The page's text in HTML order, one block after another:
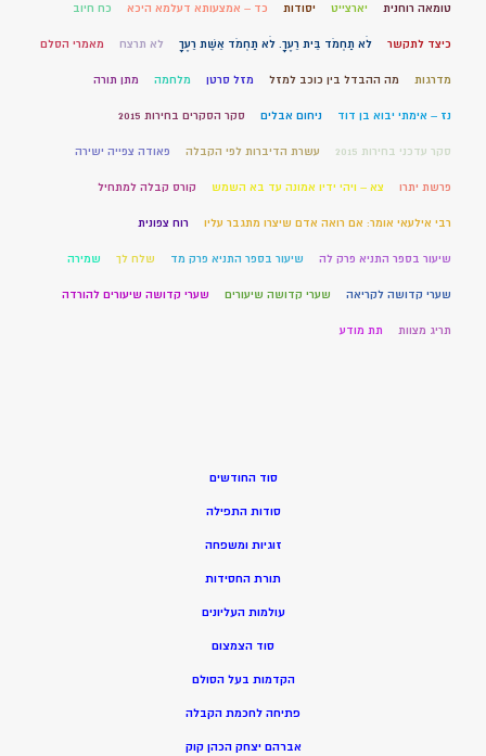
טומאה רוחנית יארצייט יסודות כד – אמצעותא דעלמא היכא כח חיוב
כיצד לתקשר לֹא תַחְמֹד בֵּית רֵעֶךָ. לֹא תַחְמֹד אֵשֶׁת רֵעֶךָ לא תרצח מאמרי הסלם
מדרגות מה ההבדל בין כוכב למזל מזל סרטן מלחמה מתן תורה
נז – אימתי יבוא בן דוד ניחום אבלים סקר הסקרים בחירות 2015
סקר עדכני בחירות 2015 עשרת הדיברות לפי הקבלה פאודה צפייה ישירה
פרשת יתרו צא – ויהי ידיו אמונה עד בא השמש קורס קבלה למתחיל
רבי אילעאי אומר: אם רואה אדם שיצרו מתגבר עליו רוח צפונית
שיעור בספר התניא פרק לה שיעור בספר התניא פרק מד שלח לך שמירה
שערי קדושה לקריאה שערי קדושה שיעורים שערי קדושה שיעורים להורדה
תריג מצוות תת מודע
סוד החודשים
סודות התפילה
זוגיות ומשפחה
תורת החסידות
עולמות העליונים
סוד הצמצום
הקדמות בעל הסולם
פתיחה לחכמת הקבלה
אברהם יצחק הכהן קוק